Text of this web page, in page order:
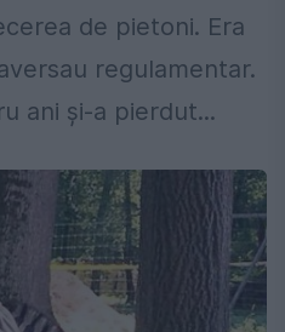
de pietoni. Era
regulamentar.
ani şi-a pierdut...